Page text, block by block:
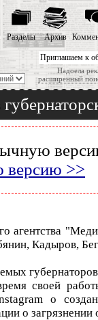
Приглашаем к
Надоела
расширенный
Разделы Архив
версию >>
агентства
Кадыров,
своей
о
о загрязнении